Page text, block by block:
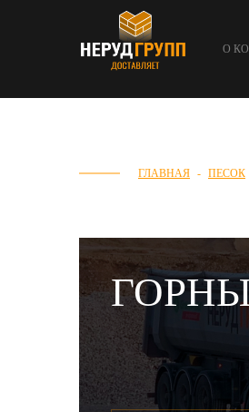
О
ГЛАВНАЯ ПЕСОК